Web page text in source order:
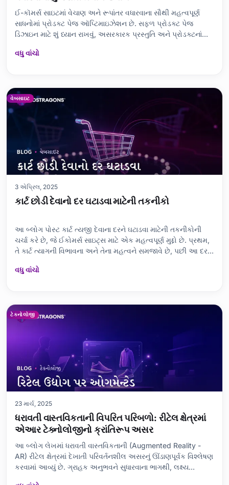
ઈ-કૉમર્સ સાઇટમાં વેચાણ અને રૂપાંતર વધારવાના સૌથી મહત્વપૂર્ણ
સાધનોમાં પ્રોડક્ટ પેજ ઑપ્ટિમાઇઝેશન છે. સફળ પ્રોડક્ટ પેજ
ડિઝાઇન માટે શું ધ્યાન રાખવું, અસરકારક પ્રસ્તુતિ અને પ્રોડક્ટનાં
સમીક્ષાઓ અને અભિપ્રાયો વિશ્વસનીયતા ઝડપે છે, જ્યારે મોબાઈલ
વધુ વાંચો
વેબસાઇટ
3 એપ્રિલ, 2025
કાર્ટ છોડી દેવાનો દર ઘટાડવા માટેની તકનીકો
આ બ્લોગ પોસ્ટ કાર્ટ ત્યજી દેવાના દરને ઘટાડવા માટેની તકનીકોની
ચર્ચા કરે છે, જે ઈકોમર્સ સાઇટ્સ માટે એક મહત્વપૂર્ણ મુદ્દો છે. પ્રથમ,
તે કાર્ટ ત્યાગની વિભાવના અને તેના મહત્વને સમજાવે છે, પછી આ દરને
અનુભવની મુખ્ય ભૂમિકા પર ભાર મૂકવામાં આવે છે, ત્યારે કાર્યક્ષમત
વધુ વાંચો
ટેકનોલોજી
23 માર્ચ, 2025
ધરાવતી વાસ્તવિકતાની વિપરિત પરિબળો: રીટેલ ક્ષેત્રમાં
એઆર ટેક્નોલોજીનો ક્રાંતિરૂપ અસર
આ બ્લોગ લેખમાં ધરાવતી વાસ્તવિકતાની (Augmented Reality -
AR) રીટેલ ક્ષેત્રમાં દેખાતી પરિવર્તનશીલ અસરનું ઊંડાણપૂર્વક વિશ્લેષણ
કરવામાં આવ્યું છે. ગ્રાહક અનુભવને સુધારવાના ભાગથી, લક્ષ્ય